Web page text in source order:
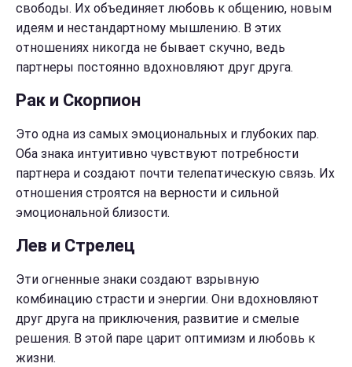
свободы. Их объединяет любовь к общению, новым
идеям и нестандартному мышлению. В этих
отношениях никогда не бывает скучно, ведь
партнеры постоянно вдохновляют друг друга.
Рак и Скорпион
Это одна из самых эмоциональных и глубоких пар.
Оба знака интуитивно чувствуют потребности
партнера и создают почти телепатическую связь. Их
отношения строятся на верности и сильной
эмоциональной близости.
Лев и Стрелец
Эти огненные знаки создают взрывную
комбинацию страсти и энергии. Они вдохновляют
друг друга на приключения, развитие и смелые
решения. В этой паре царит оптимизм и любовь к
жизни.